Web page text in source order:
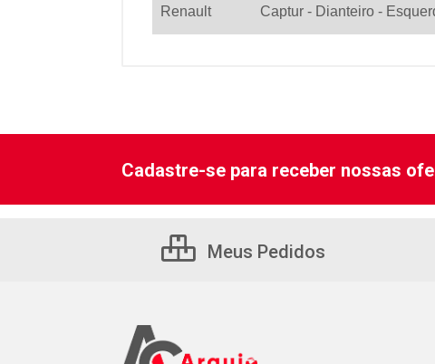
Renault Captur - Dianteiro -
Cadastre-se para receber nossas
Meus Pedidos